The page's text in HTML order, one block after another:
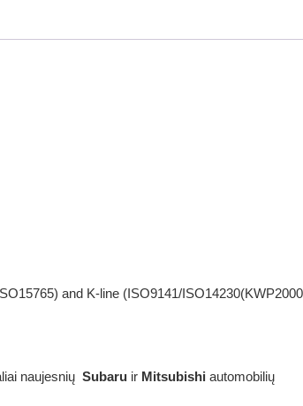
and K-line (ISO9141/
naujesnių Subaru ir Mitsubishi automobilių